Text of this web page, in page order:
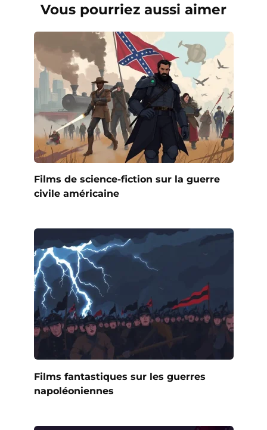
Vous pourriez aussi aimer
Films de science-fiction sur la guerre
civile américaine
Films fantastiques sur les guerres
napoléoniennes